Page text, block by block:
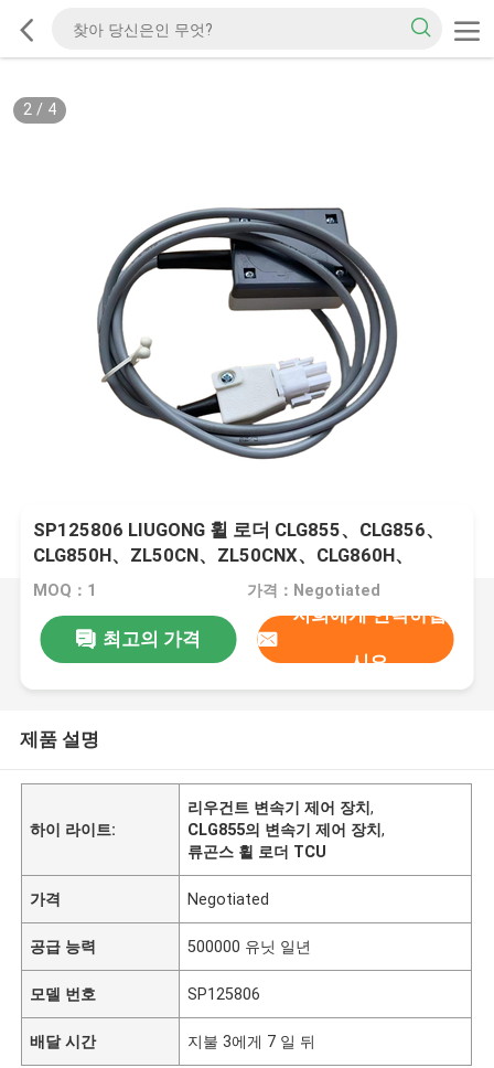
2/ 4
SP125806 LIUGONG 휠 로더 CLG855、CLG856、
CLG850H、ZL50CN、ZL50CNX、CLG860H、
CLG862H、CLG862N、CLG870H、CLG888、
MOQ：1 가격：Negotiated
최고의 가격
저희에게 연락하십
시오
제품 설명
하이 라이트:
리우건트 변속기 제어 장치,
CLG855의 변속기 제어 장치,
류곤스 휠 로더 TCU
가격 Negotiated
공급 능력 500000 유닛 일년
모델 번호 SP125806
배달 시간 지불 3에게 7 일 뒤